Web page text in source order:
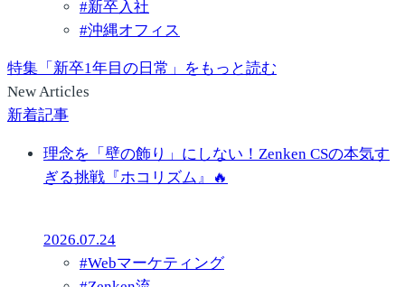
#新卒入社
#沖縄オフィス
特集「新卒1年目の日常」をもっと読む
New Articles
新着記事
理念を「壁の飾り」にしない！Zenken CSの本気す
ぎる挑戦『ホコリズム』🔥
2026.07.24
#Webマーケティング